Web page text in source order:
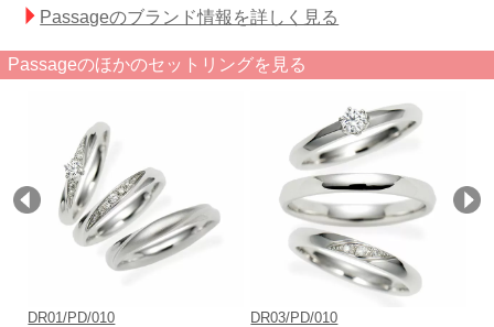
Passageのブランド情報を詳しく見る
Passageのほかのセットリングを見る
DR01/PD/010
DR03/PD/010